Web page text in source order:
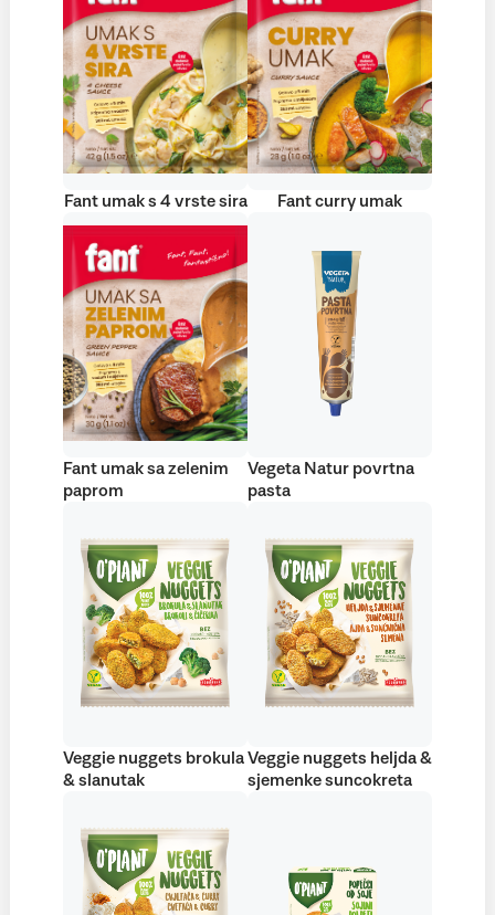
Fant umak s 4 vrste sira Fant curry umak
Fant umak sa zelenim
paprom
Vegeta Natur povrtna
pasta
Veggie nuggets brokula
& slanutak
Veggie nuggets heljda &
sjemenke suncokreta